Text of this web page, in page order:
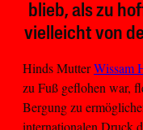
blieb, als zu
vielleicht von
Hinds MutterWissam
zu Fuß geflohen war,
Bergung zu